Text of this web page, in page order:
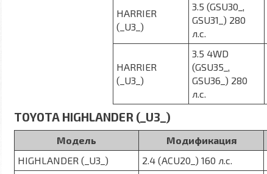
HARRIER
(_U3_)
3.5 (GSU30_,
GSU31_) 280
л.с.
HARRIER
(_U3_)
3.5 4WD
(GSU35_,
GSU36_) 280
л.с.
TOYOTA HIGHLANDER (_U3_)
Модель Модификация
HIGHLANDER (_U3_)
2.4 (ACU20_) 160 л.с.